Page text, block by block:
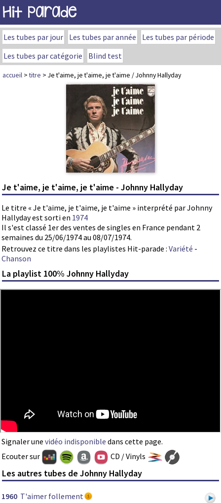
Hit Parade
Les tubes par jour Les tubes par année
Les tubes par période
Les tubes par catégorie
Blind test
accueil >titre > Je t'aime, je t'aime, je t'aime / Johnny Hallyday
Je t'aime, je t'aime, je t'aime - Johnny Hallyday
Le titre « Je t'aime, je t'aime, je t'aime » interprété par Johnny
Hallyday est sorti en 1974
Il s'est classé 1er des ventes de singles en France pendant 2
semaines du 25/06/1974 au 08/07/1974.
Retrouvez ce titre dans les playlistes Hit-parade : Variété -
Chanson
La playlist 100% Johnny Hallyday
Signaler une vidéo indisponible dans cette page.
Ecouter sur
CD / Vinyls
Les autres tubes de Johnny Hallyday
1960 T'aimer follement